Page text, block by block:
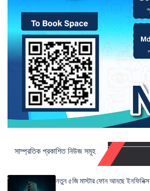
সাম্প্রতিক প্রকাশিত নিউজ সমূহ
নতুন ৫জি মাস্টার ফোন আনছে ইনফিনিক্স